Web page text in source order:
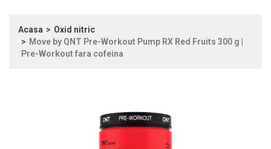
Acasa
Oxid nitric
Move by QNT Pre-Workout Pump RX Red Fruits 300 g |
Pre-Workout fara cofeina